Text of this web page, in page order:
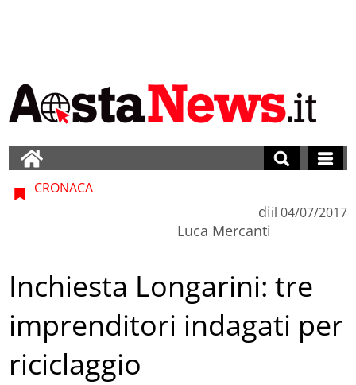
CRONACA
di
Luca Mercanti
il 04/07/2017
Inchiesta Longarini: tre
imprenditori indagati per
riciclaggio